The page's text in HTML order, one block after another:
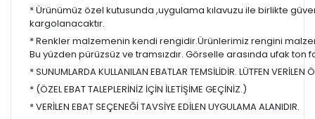
* Ürünümüz özel kutusunda ,uygulama kılavuzu ile birlikte
kargolanacaktır.
* Renkler malzemenin kendi rengidir.Ürünlerimiz rengini
Bu yüzden pürüzsüz ve tramsızdır. Görselle arasında ufak ton
* SUNUMLARDA KULLANILAN EBATLAR TEMSİLİDİR. LÜTFEN VERİLEN
* (ÖZEL EBAT TALEPLERİNİZ İÇİN İLETİŞİME GEÇİNİZ.)
* VERİLEN EBAT SEÇENEĞİ TAVSİYE EDİLEN UYGULAMA ALANIDIR.